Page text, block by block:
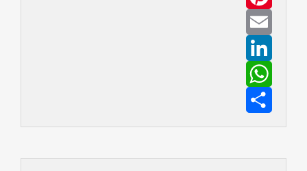
Pinterest
Email
LinkedIn
WhatsApp
Share